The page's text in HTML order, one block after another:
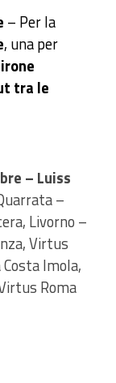
– Per la
, una per
tra le
– Luiss
–
Livorno –
Virtus
Imola,
Roma